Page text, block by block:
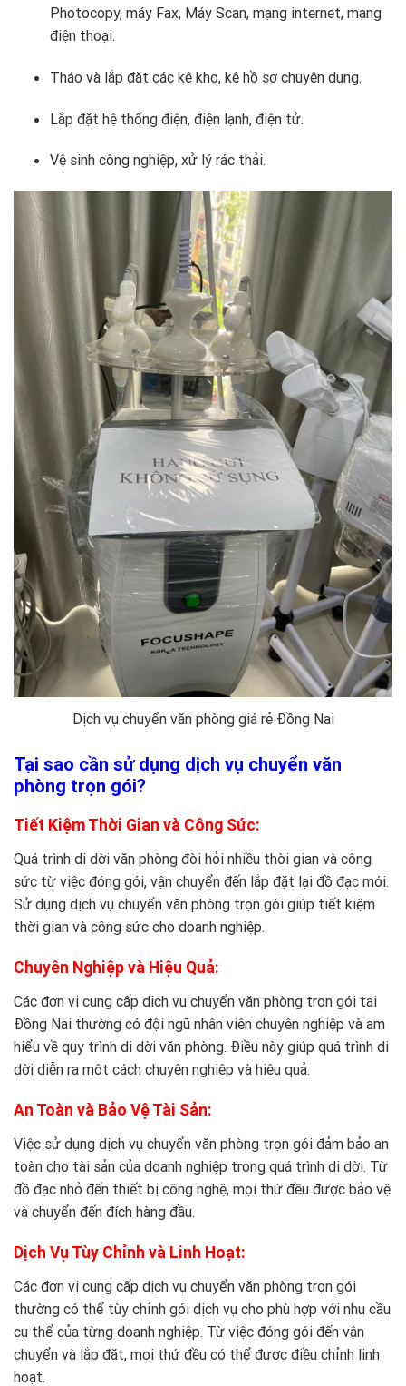
Photocopy, máy Fax, Máy Scan, mạng internet, mạng
điện thoại.
Tháo và lắp đặt các kệ kho, kệ hồ sơ chuyên dụng.
Lắp đặt hệ thống điện, điện lạnh, điện tử.
Vệ sinh công nghiệp, xử lý rác thải.
Dịch vụ chuyển văn phòng giá rẻ Đồng Nai
Tại sao cần sử dụng dịch vụ chuyển văn
phòng trọn gói?
Tiết Kiệm Thời Gian và Công Sức:
Quá trình di dời văn phòng đòi hỏi nhiều thời gian và công
sức từ việc đóng gói, vận chuyển đến lắp đặt lại đồ đạc mới.
Sử dụng dịch vụ chuyển văn phòng trọn gói giúp tiết kiệm
thời gian và công sức cho doanh nghiệp.
Chuyên Nghiệp và Hiệu Quả:
Các đơn vị cung cấp dịch vụ chuyển văn phòng trọn gói tại
Đồng Nai thường có đội ngũ nhân viên chuyên nghiệp và am
hiểu về quy trình di dời văn phòng. Điều này giúp quá trình di
dời diễn ra một cách chuyên nghiệp và hiệu quả.
An Toàn và Bảo Vệ Tài Sản:
Việc sử dụng dịch vụ chuyển văn phòng trọn gói đảm bảo an
toàn cho tài sản của doanh nghiệp trong quá trình di dời. Từ
đồ đạc nhỏ đến thiết bị công nghệ, mọi thứ đều được bảo vệ
và chuyển đến đích hàng đầu.
Dịch Vụ Tùy Chỉnh và Linh Hoạt:
Các đơn vị cung cấp dịch vụ chuyển văn phòng trọn gói
thường có thể tùy chỉnh gói dịch vụ cho phù hợp với nhu cầu
cụ thể của từng doanh nghiệp. Từ việc đóng gói đến vận
chuyển và lắp đặt, mọi thứ đều có thể được điều chỉnh linh
hoạt.